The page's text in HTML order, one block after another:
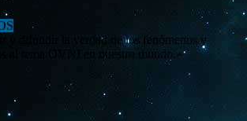
y difundir la verdad de los fenómenos y
al tema OVNI en nuestro mundo.»